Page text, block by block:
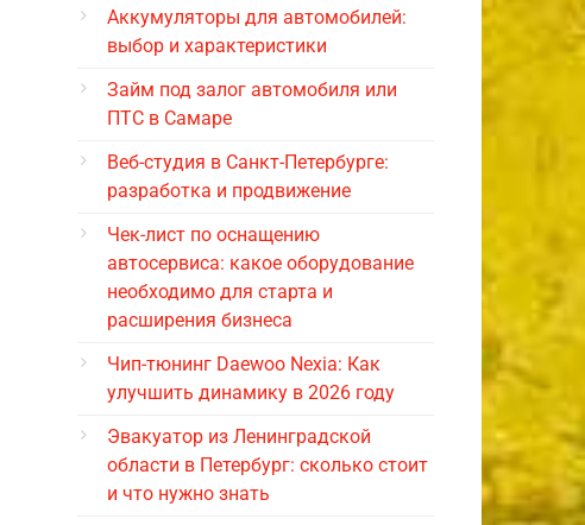
Аккумуляторы для автомобилей:
выбор и характеристики
Займ под залог автомобиля или
ПТС в Самаре
Веб-студия в Санкт-Петербурге:
разработка и продвижение
Чек-лист по оснащению
автосервиса: какое оборудование
необходимо для старта и
расширения бизнеса
Чип-тюнинг Daewoo Nexia: Как
улучшить динамику в 2026 году
Эвакуатор из Ленинградской
области в Петербург: сколько стоит
и что нужно знать